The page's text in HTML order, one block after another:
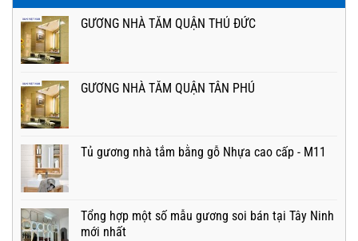
GƯƠNG NHÀ TẮM QUẬN THỦ ĐỨC
GƯƠNG NHÀ TẮM QUẬN TÂN PHÚ
Tủ gương nhà tắm bằng gỗ Nhựa cao cấp - M11
Tổng hợp một số mẫu gương soi bán tại Tây Ninh
mới nhất